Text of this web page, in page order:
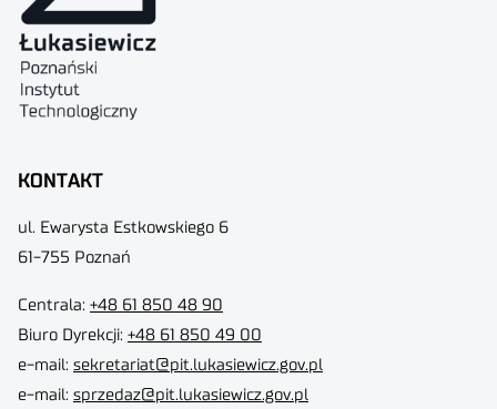
KONTAKT
ul. Ewarysta Estkowskiego 6
61-755 Poznań
Centrala: +48 61 850 48 90
Biuro Dyrekcji: +48 61 850 49 00
e-mail: sekretariat@pit.lukasiewicz.gov.pl
e-mail: sprzedaz@pit.lukasiewicz.gov.pl